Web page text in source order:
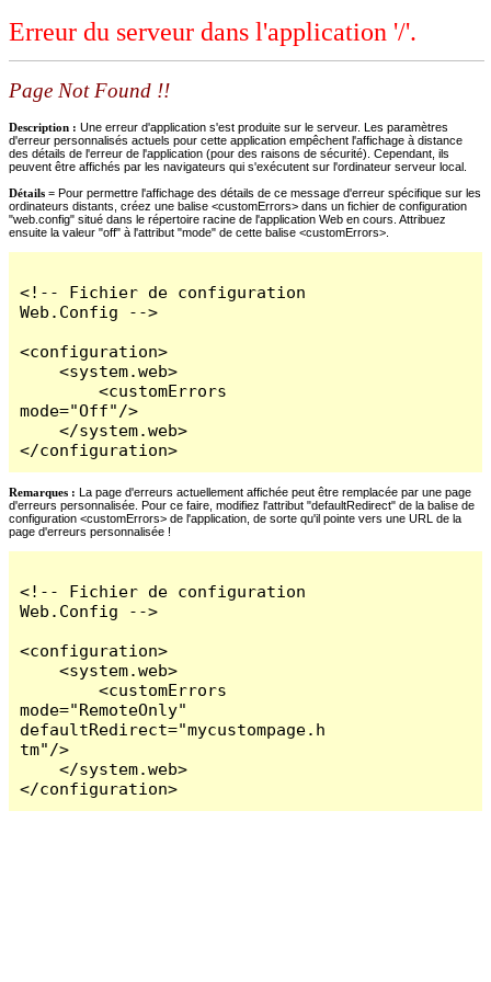
Erreur du serveur dans l'application '/'.
Page Not Found !!
Description : Une erreur d'application s'est produite sur le serveur. Les paramètres
d'erreur personnalisés actuels pour cette application empêchent l'affichage à distance
des détails de l'erreur de l'application (pour des raisons de sécurité). Cependant, ils
peuvent être affichés par les navigateurs qui s'exécutent sur l'ordinateur serveur local.
Détails = Pour permettre l'affichage des détails de ce message d'erreur spécifique sur les
ordinateurs distants, créez une balise <customErrors> dans un fichier de configuration
"web.config" situé dans le répertoire racine de l'application Web en cours. Attribuez
ensuite la valeur "off" à l'attribut "mode" de cette balise <customErrors>.
<!-- Fichier de configuration
Web.Config -->
<configuration>
    <system.web>
        <customErrors
mode="Off"/>
    </system.web>
</configuration>
Remarques : La page d'erreurs actuellement affichée peut être remplacée par une page
d'erreurs personnalisée. Pour ce faire, modifiez l'attribut "defaultRedirect" de la balise de
configuration <customErrors> de l'application, de sorte qu'il pointe vers une URL de la
page d'erreurs personnalisée !
<!-- Fichier de configuration
Web.Config -->
<configuration>
    <system.web>
        <customErrors
mode="RemoteOnly"
defaultRedirect="mycustompage.h
tm"/>
    </system.web>
</configuration>